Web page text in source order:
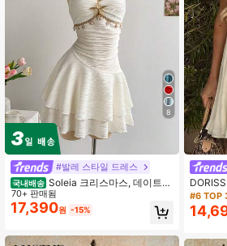
4.78 153K 팔로워
4.78 153K 팔로워
4.78 153K 팔로워 8
#발레 스타일 드레스
국내배송 Soleia 크리스마스, 데이트
나이트, 나이트클럽, 보헤미안, 보헤미
안, 휴가, 가을 여성 의류, 빈티지, 휴일
에 적합한 휴가 홀터 타이 불가사리 쉘
이트 니트 텍스처 바디콘 미니 드레스
70+ 판매됨
17,390원 -15%
메탈 버
프터눈
아한
#6 TOP